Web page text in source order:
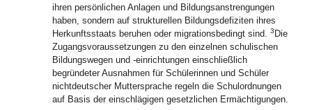
ihren persönlichen Anlagen und Bildungsanstrengungen
haben, sondern auf strukturellen Bildungsdefiziten ihres
Herkunftsstaats beruhen oder migrationsbedingt sind. 3 Die
Zugangsvoraussetzungen zu den einzelnen schulischen
Bildungswegen und -einrichtungen einschließlich
begründeter Ausnahmen für Schülerinnen und Schüler
nichtdeutscher Muttersprache regeln die Schulordnungen
auf Basis der einschlägigen gesetzlichen Ermächtigungen.